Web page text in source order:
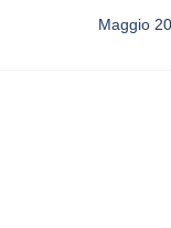
Maggio